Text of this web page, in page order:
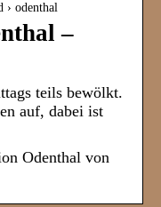
› odenthal
–
teils bewölkt.
auf, dabei ist
Odenthal von